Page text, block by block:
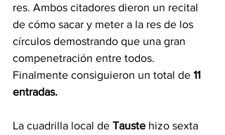
res. Ambos citadores dieron un recital
de cómo sacar y meter a la res de los
círculos demostrando que una gran
compenetración entre todos.
Finalmente consiguieron un total de 11
entradas.
La cuadrilla local de Tauste hizo sexta